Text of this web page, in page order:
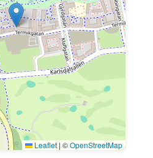
Leaflet | ©OpenStreetMap